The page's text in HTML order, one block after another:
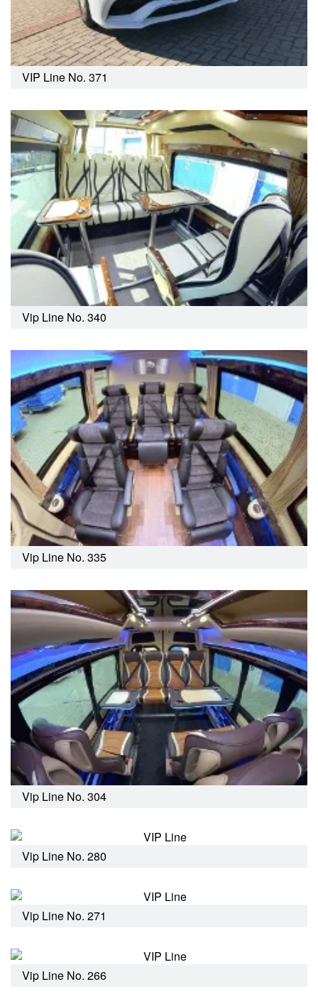
VIP Line No. 371
Vip Line No. 340
Vip Line No. 335
Vip Line No. 304
Vip Line No. 280
Vip Line No. 271
Vip Line No. 266